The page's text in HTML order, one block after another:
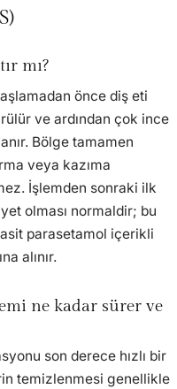
mı?
önce diş eti
ve ardından çok ince
Bölge tamamen
veya kazıma
İşlemden sonraki ilk
olması normaldir; bu
parasetamol içerikli
alınır.
ne kadar sürer ve
son derece hızlı bir
temizlenmesi genellikle